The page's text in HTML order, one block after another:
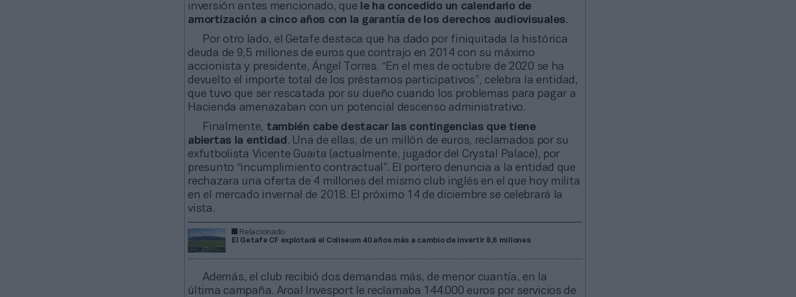
inversión antes mencionado, que
le ha concedido un calendario de
amortización a cinco años con la garantía de los derechos audiovisuales.
Por otro lado, el Getafe destaca que ha dado por finiquitada la histórica
deuda de 9,5 millones de euros que contrajo en 2014 con su máximo
accionista y presidente, Ángel Torres. “En el mes de octubre de 2020 se ha
devuelto el importe total de los préstamos participativos”, celebra la entidad,
que tuvo que ser rescatada por su dueño cuando los problemas para pagar a
Hacienda amenazaban con un potencial descenso administrativo.
Finalmente, también cabe destacar las contingencias que tiene
abiertas la entidad . Una de ellas, de un millón de euros, reclamados por su
exfutbolista Vicente Guaita (actualmente, jugador del Crystal Palace), por
presunto “incumplimiento contractual”. El portero denuncia a la entidad que
rechazara una oferta de 4 millones del mismo club inglés en el que hoy milita
en el mercado invernal de 2018. El próximo 14 de diciembre se celebrará la
vista.
Relacionado
El Getafe CF explotará el Coliseum 40 años más a cambio de invertir 8,6 millones
Además, el club recibió dos demandas más, de menor cuantía, en la
última campaña. Aroal Invesport le reclamaba 144.000 euros por servicios de